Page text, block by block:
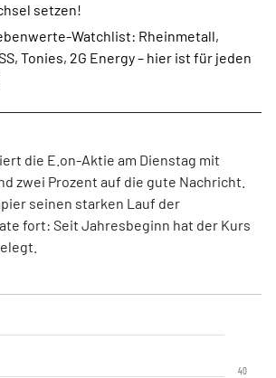
setzen!
Watchlist: Rheinmetall,
Tonies, 2G Energy – hier ist für jeden
die E.on-Aktie am Dienstag mit
zwei Prozent auf die gute Nachricht.
seinen starken Lauf der
fort: Seit Jahresbeginn hat der Kurs
40